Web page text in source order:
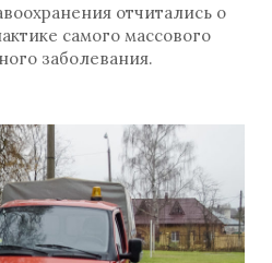
отчитались о
самого массового
заболевания.